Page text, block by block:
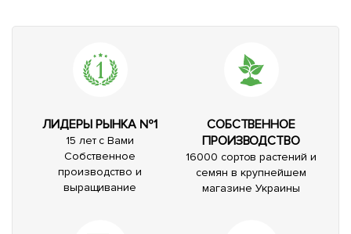
ЛИДЕРЫ РЫНКА №1
15 лет с Вами
Собственное
производство и
выращивание
СОБСТВЕННОЕ
ПРОИЗВОДСТВО
16000 сортов растений и
семян в крупнейшем
магазине Украины